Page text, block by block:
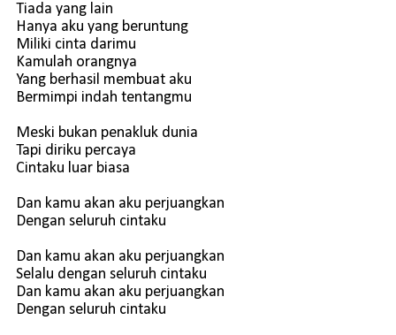
Tiada yang lain
Hanya aku yang beruntung
Miliki cinta darimu
Kamulah orangnya
Yang berhasil membuat aku
Bermimpi indah tentangmu
Meski bukan penakluk dunia
Tapi diriku percaya
Cintaku luar biasa
Dan kamu akan aku perjuangkan
Dengan seluruh cintaku
Dan kamu akan aku perjuangkan
Selalu dengan seluruh cintaku
Dan kamu akan aku perjuangkan
Dengan seluruh cintaku